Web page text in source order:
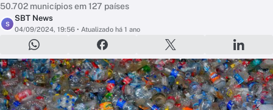
50.702 municípios em 127 países
S
SBT News
04/09/2024, 19:56 • Atualizado há 1 ano